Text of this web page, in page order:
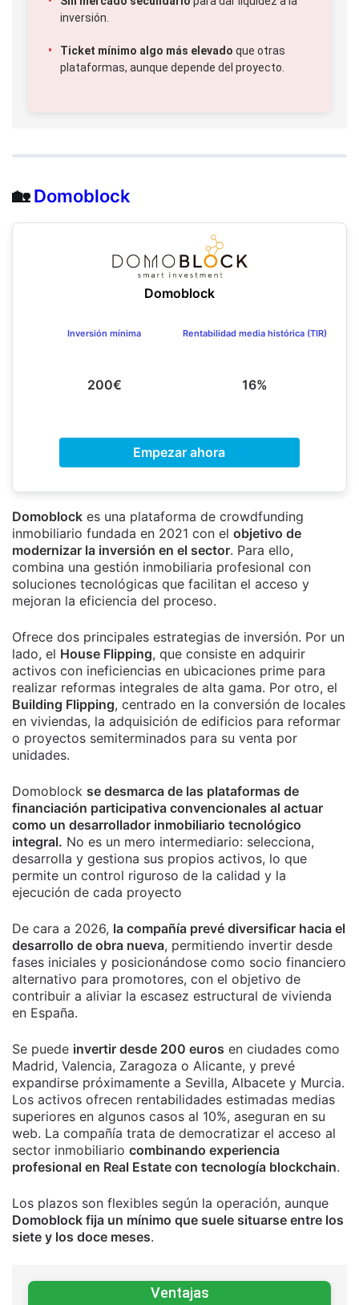
inversión.
Ticket mínimo algo más elevado que otras
plataformas, aunque depende del proyecto.
🏡Domoblock
Domoblock
Inversión mínima
200€
Rentabilidad media histórica (TIR)
16%
Empezar ahora
Domoblock es una plataforma de crowdfunding
inmobiliario fundada en 2021 con el objetivo de
modernizar la inversión en el sector. Para ello,
combina una gestión inmobiliaria profesional con
soluciones tecnológicas que facilitan el acceso y
mejoran la eficiencia del proceso.
Ofrece dos principales estrategias de inversión. Por un
lado, el House Flipping, que consiste en adquirir
activos con ineficiencias en ubicaciones prime para
realizar reformas integrales de alta gama. Por otro, el
Building Flipping, centrado en la conversión de locales
en viviendas, la adquisición de edificios para reformar
o proyectos semiterminados para su venta por
unidades.
Domoblock se desmarca de las plataformas de
financiación participativa convencionales al actuar
como un desarrollador inmobiliario tecnológico
integral. No es un mero intermediario: selecciona,
desarrolla y gestiona sus propios activos, lo que
permite un control riguroso de la calidad y la
ejecución de cada proyecto
De cara a 2026, la compañía prevé diversificar hacia el
desarrollo de obra nueva, permitiendo invertir desde
fases iniciales y posicionándose como socio financiero
alternativo para promotores, con el objetivo de
contribuir a aliviar la escasez estructural de vivienda
en España.
Se puede invertir desde 200 euros en ciudades como
Madrid, Valencia, Zaragoza o Alicante, y prevé
expandirse próximamente a Sevilla, Albacete y Murcia.
Los activos ofrecen rentabilidades estimadas medias
superiores en algunos casos al 10%, aseguran en su
web. La compañía trata de democratizar el acceso al
sector inmobiliario combinando experiencia
profesional en Real Estate con tecnología blockchain.
Los plazos son flexibles según la operación, aunque
Domoblock fija un mínimo que suele situarse entre los
siete y los doce meses.
Ventajas